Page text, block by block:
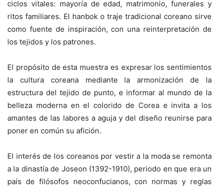
ciclos vitales: mayoría de edad, matrimonio, funerales y
ritos familiares. El hanbok o traje tradicional coreano sirve
como fuente de inspiración, con una reinterpretación de
los tejidos y los patrones.
El propósito de esta muestra es expresar los sentimientos
la cultura coreana mediante la armonización de la
estructura del tejido de punto, e informar al mundo de la
belleza moderna en el colorido de Corea e invita a los
amantes de las labores a aguja y del diseño reunirse para
poner en común su afición.
El interés de los coreanos por vestir a la moda se remonta
a la dinastía de Joseon (1392-1910), periodo en que era un
país de filósofos neoconfucianos, con normas y reglas